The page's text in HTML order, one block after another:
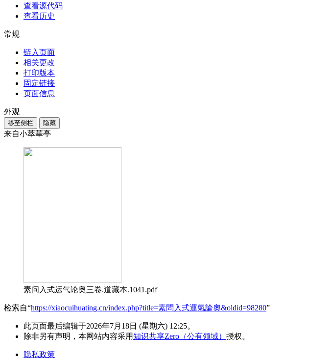
查看源代码
查看历史
常规
链入页面
相关更改
打印版本
固定链接
页面信息
外观
移至侧栏 隐藏
来自小萃華亭
素问入式运气论奥三卷.道藏本.1041.pdf
检索自“https://xiaocuihuating.cn/index.php?title=素問入式運氣論奧&oldid=98280”
此页面最后编辑于2026年7月18日 (星期六) 12:25。
除非另有声明，本网站内容采用知识共享Zero（公有领域） 授权。
隐私政策